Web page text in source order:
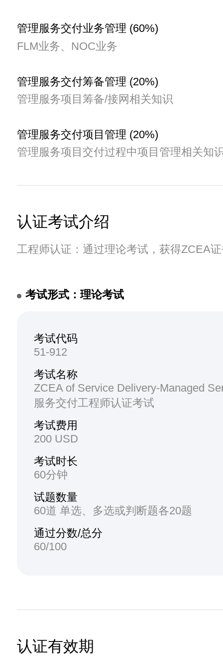
管理服务交付业务管理 (60%)
FLM业务、NOC业务
管理服务交付筹备管理 (20%)
管理服务项目筹备/接网相关知识
管理服务交付项目管理 (20%)
管理服务项目交付过程中项目管理相关知
认证考试介绍
工程师认证：通过理论考试，获得ZCEA
考试形式：理论考试
考试代码
51-912
考试名称
ZCEA of Service Delivery-Managed
服务交付工程师认证考试
考试费用
200 USD
考试时长
60分钟
试题数量
60道 单选、多选或判断题各20题
通过分数/总分
60/100
认证有效期